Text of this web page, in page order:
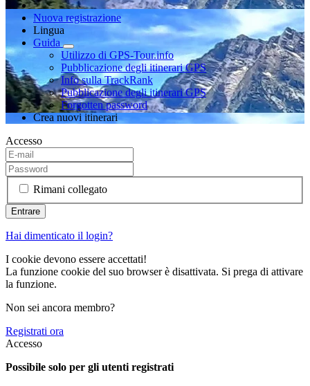
Nuova registrazione
Lingua
Guida
Utilizzo di GPS-Tour.info
Pubblicazione degli itinerari GPS
Info sulla TrackRank
Pubblicazione degli itinerari GPS
Forgotten password
Crea nuovi itinerari
Accesso
Rimani collegato
Hai dimenticato il login?
I cookie devono essere accettati!
La funzione cookie del suo browser è disattivata. Si prega di attivare
la funzione.
Non sei ancora membro?
Registrati ora
Accesso
Possibile solo per gli utenti registrati